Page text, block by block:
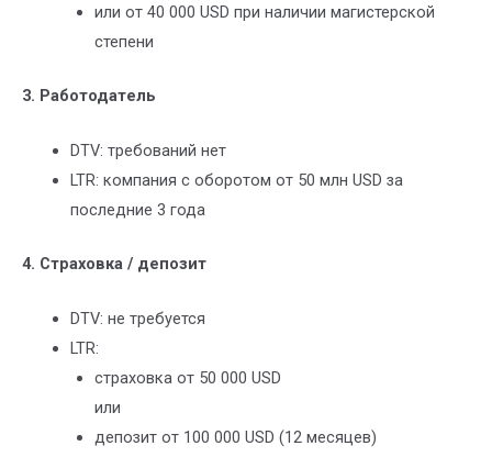
или от 40 000 USD при наличии магистерской
степени
3. Работодатель
DTV: требований нет
LTR: компания с оборотом от 50 млн USD за
последние 3 года
4. Страховка / депозит
DTV: не требуется
LTR:
страховка от 50 000 USD
или
депозит от 100 000 USD (12 месяцев)